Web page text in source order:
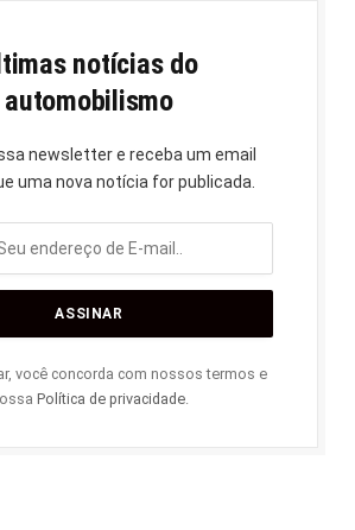
notícias do
automobilismo
newsletter e receba um email
uma nova notícia for publicada.
você concorda com nossos termos e
Política de privacidade.